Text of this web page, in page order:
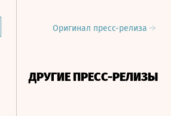
Оригинал пресс-релиза
ДРУГИЕ ПРЕСС-РЕЛИЗЫ